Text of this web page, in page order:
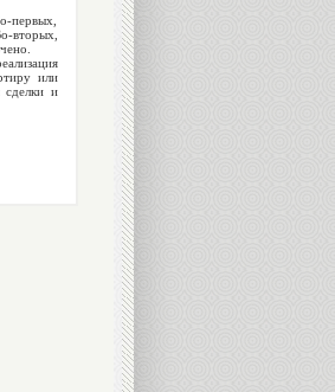
первых,
вторых,
или
сделки и